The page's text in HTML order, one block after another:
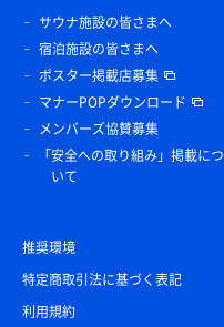
サウナ施設の皆さまへ
宿泊施設の皆さまへ
ポスター掲載店募集
マナーPOPダウンロード
メンバーズ協賛募集
「安全への取り組み」掲載につ
いて
推奨環境
特定商取引法に基づく表記
利用規約